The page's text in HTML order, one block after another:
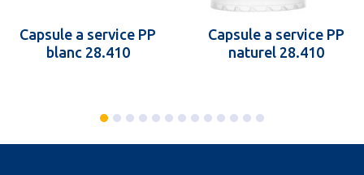
Capsule a service PP
blanc 28.410
Capsule a service PP
naturel 28.410